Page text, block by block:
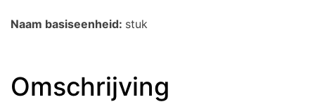
Naam basiseenheid: stuk
Omschrijving